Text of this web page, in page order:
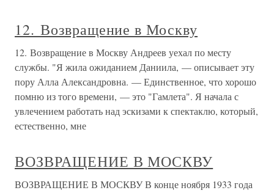
12. Возвращение в Москву
12. Возвращение в Москву Андреев уехал по месту
службы. "Я жила ожиданием Даниила, — описывает эту
пору Алла Александровна. — Единственное, что хорошо
помню из того времени, — это "Гамлета". Я начала с
увлечением работать над эскизами к спектаклю, который,
естественно, мне
ВОЗВРАЩЕНИЕ В МОСКВУ
ВОЗВРАЩЕНИЕ В МОСКВУ В конце ноября 1933 года